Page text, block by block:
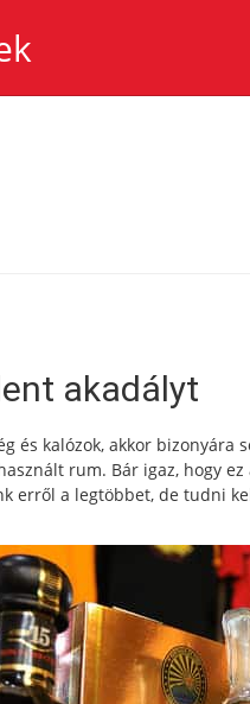
akadályt
és kalózok, akkor
rum. Bár igaz, hogy
erről a legtöbbet, de tudni